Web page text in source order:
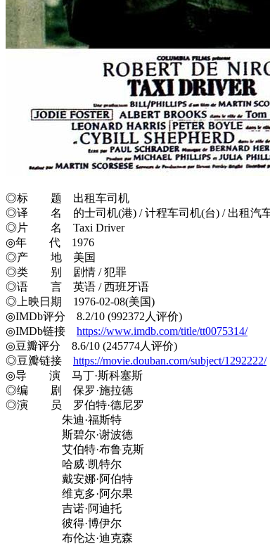
◎标 题 出租车司机
◎译 名 的士司机(港) / 计程车司机(台) / 出租汽
◎片 名 Taxi Driver
◎年 代 1976
◎产 地 美国
◎类 别 剧情 / 犯罪
◎语 言 英语 / 西班牙语
◎上映日期 1976-02-08(美国)
◎IMDb评分 8.2/10 (992372人评价)
◎IMDb链接 https://www.imdb.com/title/tt0075314/
◎豆瓣评分 8.6/10 (245774人评价)
◎豆瓣链接 https://movie.douban.com/subject/1292222/
◎导 演 马丁·斯科塞斯
◎编 剧 保罗·施拉德
◎演 员 罗伯特·德尼罗
朱迪·福斯特
斯碧尔·谢波德
艾伯特·布鲁克斯
哈威·凯特尔
戴安娜·阿伯特
维克多·阿尔果
吉诺·阿迪托
彼得·博伊尔
布伦达·迪克森